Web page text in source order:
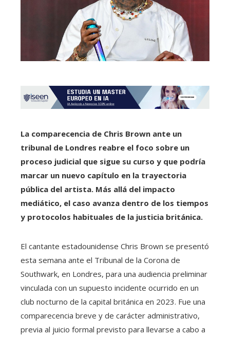
La comparecencia de Chris Brown ante un
tribunal de Londres reabre el foco sobre un
proceso judicial que sigue su curso y que podría
marcar un nuevo capítulo en la trayectoria
pública del artista. Más allá del impacto
mediático, el caso avanza dentro de los tiempos
y protocolos habituales de la justicia británica.
El cantante estadounidense Chris Brown se presentó
esta semana ante el Tribunal de la Corona de
Southwark, en Londres, para una audiencia preliminar
vinculada con un supuesto incidente ocurrido en un
club nocturno de la capital británica en 2023. Fue una
comparecencia breve y de carácter administrativo,
previa al juicio formal previsto para llevarse a cabo a